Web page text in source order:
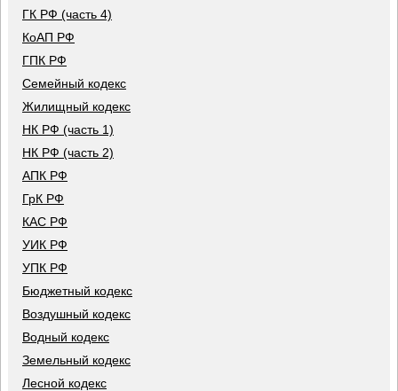
ГК РФ (часть 4)
КоАП РФ
ГПК РФ
Семейный кодекс
Жилищный кодекс
НК РФ (часть 1)
НК РФ (часть 2)
АПК РФ
ГрК РФ
КАС РФ
УИК РФ
УПК РФ
Бюджетный кодекс
Воздушный кодекс
Водный кодекс
Земельный кодекс
Лесной кодекс